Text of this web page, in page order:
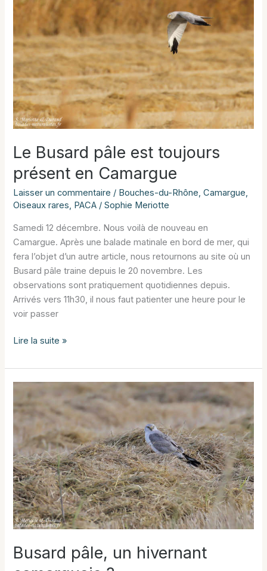
Monteux
Le Busard pâle est toujours
présent en Camargue
Laisser un commentaire / Bouches-du-Rhône,Camargue,
Oiseaux rares, PACA /Sophie Meriotte
Samedi 12 décembre. Nous voilà de nouveau en
Camargue. Après une balade matinale en bord de mer, qui
fera l’objet d’un autre article, nous retournons au site où un
Busard pâle traine depuis le 20 novembre. Les
observations sont pratiquement quotidiennes depuis.
Arrivés vers 11h30, il nous faut patienter une heure pour le
voir passer
Le
pâle
est
toujours
présent
en
Camargue
Lire la suite »
Busard pâle, un hivernant